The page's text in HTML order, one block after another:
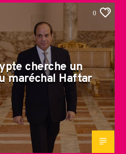
0
cherche un
maréchal Haftar